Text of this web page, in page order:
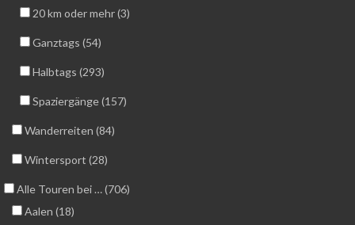
20 km oder mehr (3)
Ganztags (54)
Halbtags (293)
Spaziergänge (157)
Wanderreiten (84)
Wintersport (28)
Alle Touren bei … (706)
Aalen (18)